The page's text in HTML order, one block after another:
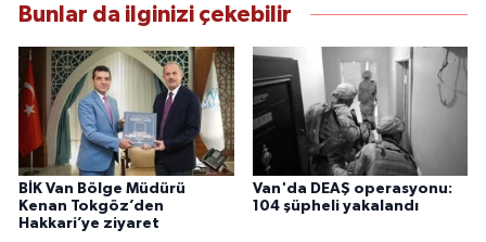
bilgilendirmektedir.
Bunlar da ilginizi çekebilir
BİK Van Bölge Müdürü
Kenan Tokgöz’den
Hakkari’ye ziyaret
Van'da DEAŞ operasyonu:
104 şüpheli yakalandı